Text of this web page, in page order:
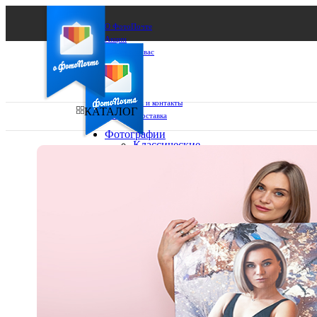
О ФотоПочте
Акции
Сделаем за вас
Бизнесу
FAQ
Франшиза
Поддержка и контакты
Оплата и доставка
КАТАЛОГ
Фотографии
Классические
15х20
20х20
20х30
30х30
30х40
А4